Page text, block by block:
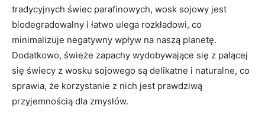
tradycyjnych ​świec⁢ parafinowych, wosk sojowy ⁢jest
biodegradowalny i łatwo ulega rozkładowi, co
minimalizuje negatywny wpływ na naszą planetę.
Dodatkowo, świeże zapachy wydobywające się z palącej
się ‍świecy z wosku sojowego są ⁤delikatne i naturalne,‍ co
⁢sprawia,‍ że korzystanie ⁣z nich jest prawdziwą
‍przyjemnością dla zmysłów.